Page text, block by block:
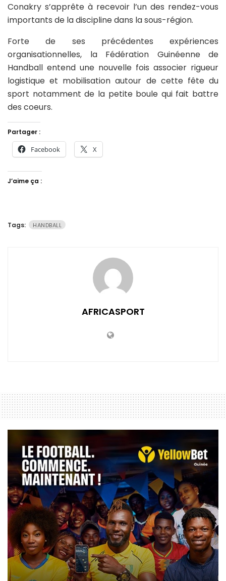
Conakry s’apprête à recevoir l’un des rendez-vous
importants de la discipline dans la sous-région.
Forte de ses précédentes expériences
organisationnelles, la Fédération Guinéenne de
Handball entend une nouvelle fois associer rigueur
logistique et mobilisation autour de cette fête du
sport notamment de la petite boule qui fait battre
des coeurs.
Partager :
Facebook X
J’aime ça :
Tags: HANDBALL
AFRICASPORT